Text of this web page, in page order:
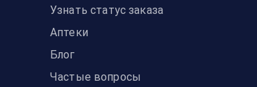
Узнать статус заказа
Аптеки
Блог
Частые вопросы